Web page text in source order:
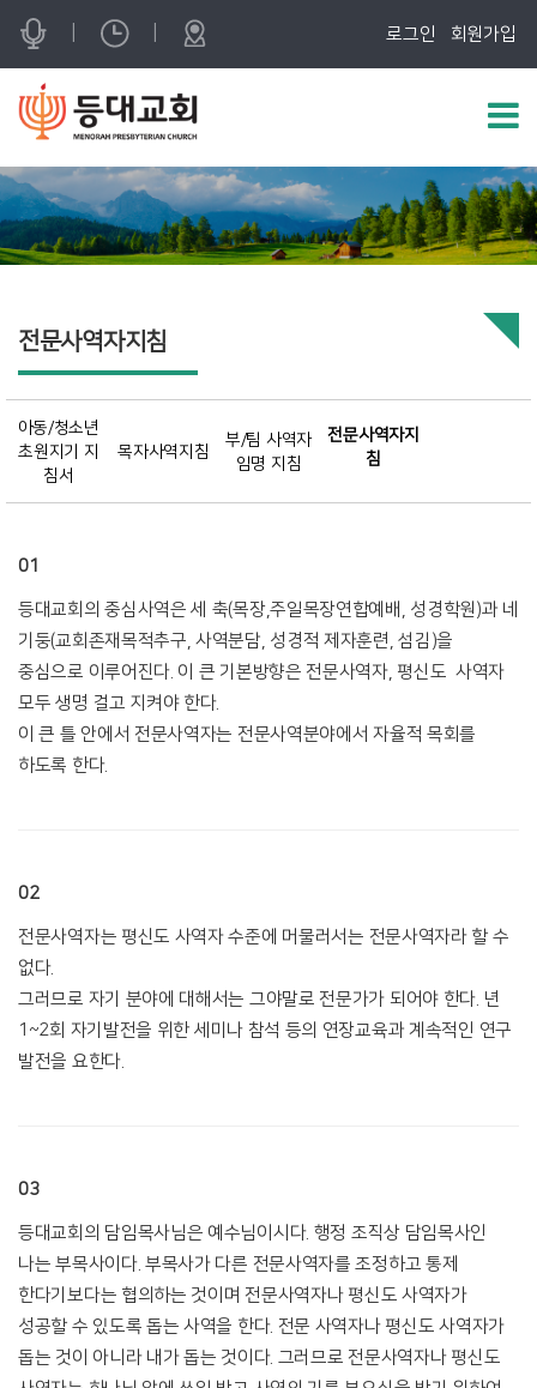
회원가입
로그인
전문사역자지침
아동/청소년
초원지기 지
침서
목자사역지침
부/팀 사역자
임명 지침
전문사역자지
침
01
등대교회의 중심사역은 세 축(목장,주일목장연합예배, 성경학원)과 네
기둥(교회존재목적추구, 사역분담, 성경적 제자훈련, 섬김)을
중심으로 이루어진다. 이 큰 기본방향은 전문사역자, 평신도 사역자
모두 생명 걸고 지켜야 한다.
이 큰 틀 안에서 전문사역자는 전문사역분야에서 자율적 목회를
하도록 한다.
02
전문사역자는 평신도 사역자 수준에 머물러서는 전문사역자라 할 수
없다.
그러므로 자기 분야에 대해서는 그야말로 전문가가 되어야 한다. 년
1~2회 자기발전을 위한 세미나 참석 등의 연장교육과 계속적인 연구
발전을 요한다.
03
등대교회의 담임목사님은 예수님이시다. 행정 조직상 담임목사인
나는 부목사이다. 부목사가 다른 전문사역자를 조정하고 통제
한다기보다는 협의하는 것이며 전문사역자나 평신도 사역자가
성공할 수 있도록 돕는 사역을 한다. 전문 사역자나 평신도 사역자가
돕는 것이 아니라 내가 돕는 것이다. 그러므로 전문사역자나 평신도